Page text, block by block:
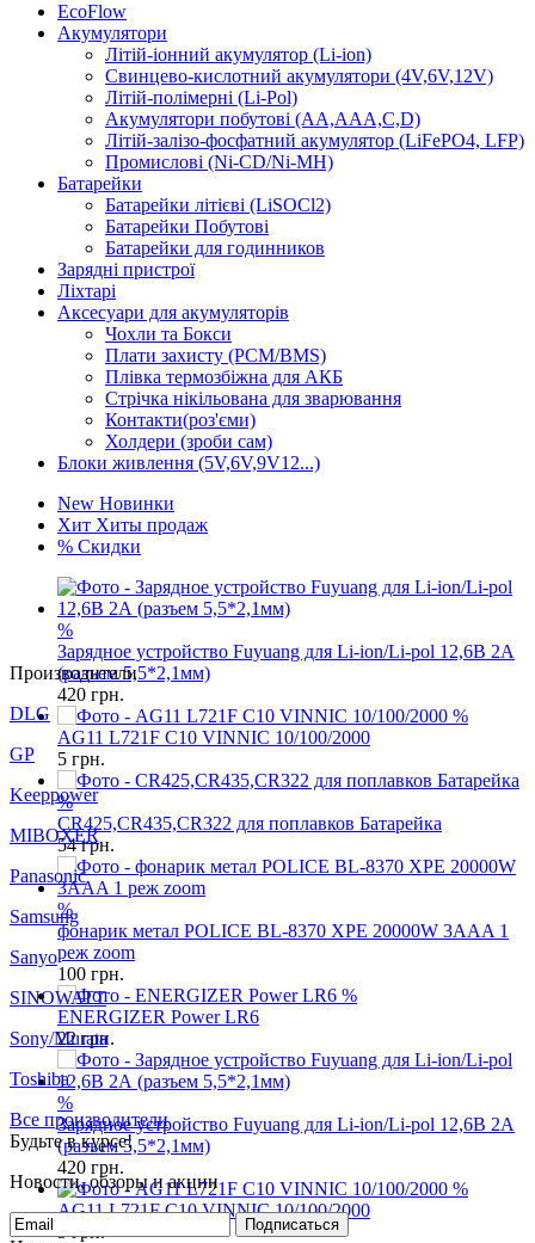
EcoFlow
Акумулятори
Літій-іонний акумулятор (Li-ion)
Свинцево-кислотний акумулятори (4V,6V,12V)
Літій-полімерні (Li-Pol)
Акумулятори побутові (AA,AAA,C,D)
Літій-залізо-фосфатний акумулятор (LiFePO4, LFP)
Промислові (Ni-CD/Ni-MH)
Батарейки
Батарейки літієві (LiSOCl2)
Батарейки Побутові
Батарейки для годинников
Зарядні пристрої
Ліхтарі
Аксесуари для акумуляторів
Чохли та Бокси
Плати захисту (PCM/BMS)
Плівка термозбіжна для АКБ
Стрічка нікільована для зварювання
Контакти(роз'єми)
Холдери (зроби сам)
Блоки живлення (5V,6V,9V12...)
New Новинки
Хит Хиты продаж
% Скидки
%
Зарядное устройство Fuyuang для Li-ion/Li-pol 12,6В 2А
(разъем 5,5*2,1мм)
420 грн.
%
AG11 L721F C10 VINNIC 10/100/2000
5 грн.
%
CR425,CR435,CR322 для поплавков Батарейка
54грн.
%
фонарик метал POLICE BL-8370 XPE 20000W 3AAA 1
реж zoom
100 грн.
%
ENERGIZER Power LR6
22грн.
%
Зарядное устройство Fuyuang для Li-ion/Li-pol 12,6В 2А
(разъем 5,5*2,1мм)
420 грн.
%
AG11 L721F C10 VINNIC 10/100/2000
5грн.
Производители
DLG
GP
Keeppower
MIBOXER
Panasonic
Samsung
Sanyo
SINOWATT
Sony/Murata
Toshiba
Все производители
Будьте в курсе!
Новости, обзоры и акции